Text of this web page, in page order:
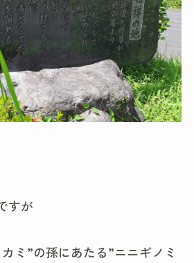
すが
ミ”の孫にあたる”ニニギノミ